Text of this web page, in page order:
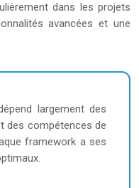
dans les projets
avancées et une
largement des
des compétences de
framework a ses